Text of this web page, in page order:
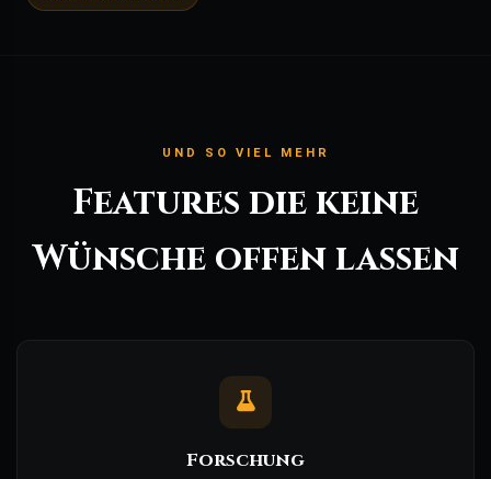
UND SO VIEL MEHR
Features die keine
Wünsche offen lassen
Forschung